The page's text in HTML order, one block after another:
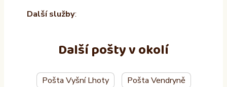
Další služby:
Další pošty v okolí
Pošta Vyšní Lhoty Pošta Vendryně